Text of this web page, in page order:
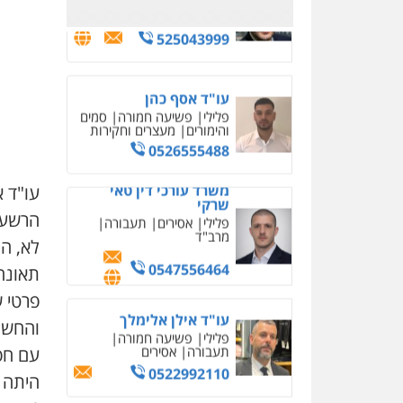
משרד עורכי דין טאי
שרקי
0547556464
פלילי פשיעה חמורה
תעבורה אסירים
0522992110
עו"ד שאדי נאטור
0509230800
משרד עורכי דין פארס
עו"ד
לא,
עם